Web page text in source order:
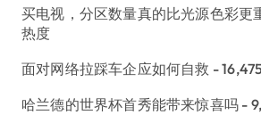
买电视，分区数量真的比光源色彩更
热度
面对网络拉踩车企应如何自救 -
哈兰德的世界杯首秀能带来惊喜吗 -